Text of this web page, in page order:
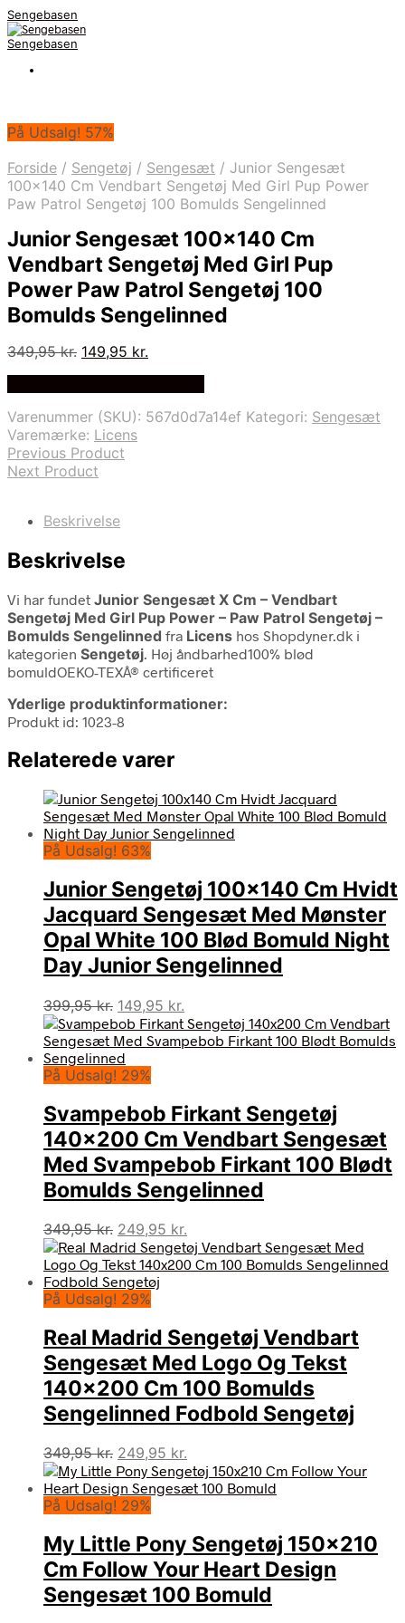
Sengebasen
Sengebasen
På Udsalg! 57%
Forside / Sengetøj / Sengesæt / Junior Sengesæt
100×140 Cm Vendbart Sengetøj Med Girl Pup Power
Paw Patrol Sengetøj 100 Bomulds Sengelinned
Junior Sengesæt 100×140 Cm
Vendbart Sengetøj Med Girl Pup
Power Paw Patrol Sengetøj 100
Bomulds Sengelinned
349,95kr. Den
349,95 kr..
149,95 kr.
149,95 kr..
Varenummer (SKU): 567d0d7a14ef Kategori: Sengesæt
Varemærke: Licens
Previous Product
Next Product
Beskrivelse
Beskrivelse
Vi har fundet Junior Sengesæt X Cm – Vendbart
Sengetøj Med Girl Pup Power – Paw Patrol Sengetøj –
Bomulds Sengelinned fra Licens hos Shopdyner.dk i
kategorien Sengetøj. Høj åndbarhed100% blød
bomuldOEKO-TEXÂ® certificeret
Yderlige produktinformationer:
Produkt id: 1023-8
Relaterede varer
På Udsalg! 63%
Junior Sengetøj 100×140 Cm Hvidt
Jacquard Sengesæt Med Mønster
Opal White 100 Blød Bomuld Night
Day Junior Sengelinned
399,95kr. Den
oprindelige
pris
var:
399,95 kr..
149,95 kr.
aktuelle
pris
På Udsalg! 29%
Svampebob Firkant Sengetøj
140×200 Cm Vendbart Sengesæt
Med Svampebob Firkant 100 Blødt
Bomulds Sengelinned
349,95kr. Den
oprindelige
pris
var:
349,95 kr..
249,95 kr.
aktuelle
pris
På Udsalg! 29%
Real Madrid Sengetøj Vendbart
Sengesæt Med Logo Og Tekst
140×200 Cm 100 Bomulds
Sengelinned Fodbold Sengetøj
349,95kr. Den
oprindelige
pris
var:
249,95 kr.
aktuelle
pris
På Udsalg! 29%
My Little Pony Sengetøj 150×210
Cm Follow Your Heart Design
Sengesæt 100 Bomuld